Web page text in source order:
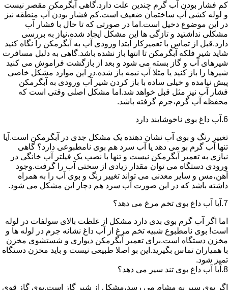
کم فشار بودن آب گرم چندین علت دارد.گاهی آبگرمکن مقصر نیست
و لوله کشی آب ساختمان ضعیف است.کم فشار بودن آب منطقه نیز
در این موضوع دخیل است.اما در صورتی که تا حال با فشار آب
مشکلی نداشتید و تازگی ها این مشکل ایجاد شده،نیاز به بررسی
دارد.قبل از تماس با تعمیرکار ابتدا ورودی آب به آبگرمکن را نگاه کنید
شاید شیر فلکه آبگرمکن تا انتها باز نشده باشد.گاهی به دلیل مسافرت
شیرهای آب و گاز بسته می شود و بعد از بازگشت فراموش می کنید
شیرها را باز کنید یا مثلا آب نیمه باز شده.در این موارد مشکل خاصی
پیش نیامده و خیلی ساده با باز کردن شیر آب ورودی به آبگرمکن
فشار آب نیز مثل قبل خواهد شد.اما مشکل اصلی وقتی است که
محفظه آب گرم،جرم گرفته باشد.
6.آب داغ بوی ناخوشایند دارد
تغییر رنگ و بوی آب نشان دهنده یک مشکل جدی در آبگرمکن است.آیا
تنها آب گرم بو می دهد یا آب سرد هم بوی نامطبوعی دارد؟ گاهی
نیازی به تعمیر آبگرمکن نیست و تنها با نصب یک فیلتر آب خانگی در
ورودی دستگاه می توان مقدار زیادی از سختی آب را گرفت.وجود
آهن،مس و سایر معدنی می تواند تغییر رنگ و بوی آب را به همراه
داشته باشد که در این صورت آب سرد هم دچار این مشکل می شود.
7.آیا آب داغ بوی تخم مرغ می دهد؟
اما اگر آب گرم بوی بدی دارد مشکل از غلظت بالای سولفات در لوله
است! بوی نامطبوع شبیه تخم مرغ از آب داغ نشانه جرم در لوله ها و
مخزن دستگاه است.برای تعمیر آبگرمکن دیواری و شستشوی مخزن
با همیاران تماس بگیرید.این بو اصلا طبیعی نیست و باید مخزن دستگاه
تمیز شود.
8.آیا آب داغ بوی تند سیر می دهد؟
اگر بوی سیر به مشام می رسد،مشکل از شیر گاز است.بوی گاز قوی